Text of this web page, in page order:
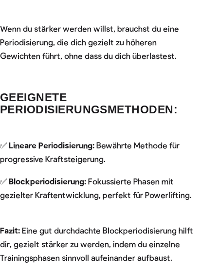
Wenn du stärker werden willst, brauchst du eine
Periodisierung, die dich gezielt zu höheren
Gewichten führt, ohne dass du dich überlastest.
GEEIGNETE
PERIODISIERUNGSMETHODEN:
✅ Lineare Periodisierung: Bewährte Methode für
progressive Kraftsteigerung.
✅ Blockperiodisierung: Fokussierte Phasen mit
gezielter Kraftentwicklung, perfekt für Powerlifting.
Fazit: Eine gut durchdachte Blockperiodisierung hilft
dir, gezielt stärker zu werden, indem du einzelne
Trainingsphasen sinnvoll aufeinander aufbaust.